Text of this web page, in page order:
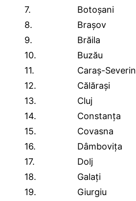
7.
Botoșani
8.
Brașov
9.
Brăila
10.
Buzău
11.
Caraș-Severin
12.
Călărași
13.
Cluj
14.
Constanța
15.
Covasna
16.
Dâmbovița
17.
Dolj
18.
Galați
19.
Giurgiu